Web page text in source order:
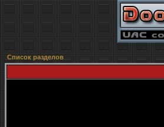
Список разделов